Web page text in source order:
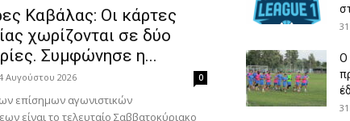
Καβάλας: Οι κάρτες
χωρίζονται σε δύο
Συμφώνησε η...
Αυγούστου 2026 0
επίσημων αγωνιστικών
είναι το τελευταίο Σαββατοκύριακο
Ο